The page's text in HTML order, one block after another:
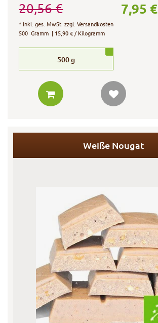
20,56 € 7,95 €
*inkl. ges. MwSt. zzgl.Versandkosten
500 Gramm | 15,90 € / Kilogramm
500g
Weiße Nougat